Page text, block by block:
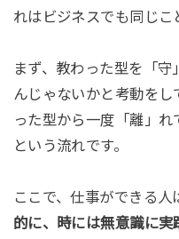
れはビジネスでも同じこ
まず、教わった型を「
んじゃないかと考動を
った型から一度「離」れ
という流れです。
ここで、仕事ができる人
的に、時には無意識に実